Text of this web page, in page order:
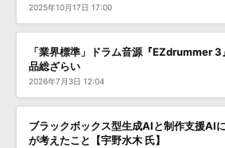
2025年10月17日 17:00
「業界標準」ドラム音源『EZdrummer
品総ざらい
2026年7月3日 12:04
ブラックボックス型生成AIと制作支援AI
が考えたこと【宇野水木 氏】